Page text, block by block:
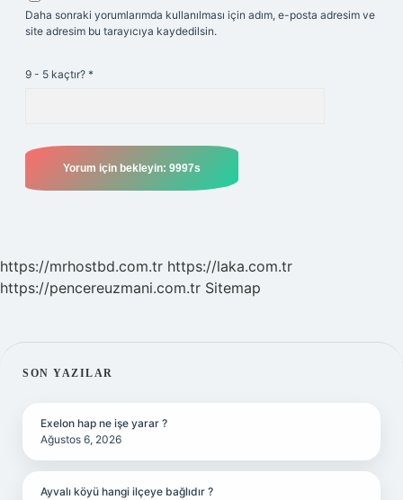
Daha sonraki yorumlarımda kullanılması için adım, e-posta adresim ve
site adresim bu tarayıcıya kaydedilsin.
9 - 5 kaçtır? *
https://mrhostbd.com.tr https://laka.com.tr
https://pencereuzmani.com.tr Sitemap
SIDEBAR
SON YAZILAR
Exelon hap ne işe yarar ?
Ağustos 6, 2026
Ayvalı köyü hangi ilçeye bağlıdır ?